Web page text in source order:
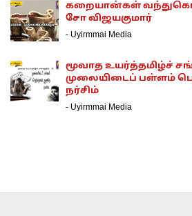
கறையான்கள்
சோ விஜயகுமார்
- Uyirmmai Media
மூவாத உயர்த்தமிழ்ச்
முலையிடைப் பள்ளம்
நர்சிம்
- Uyirmmai Media